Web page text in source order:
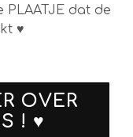
PLAATJE dat de
♥
OVER
! ♥